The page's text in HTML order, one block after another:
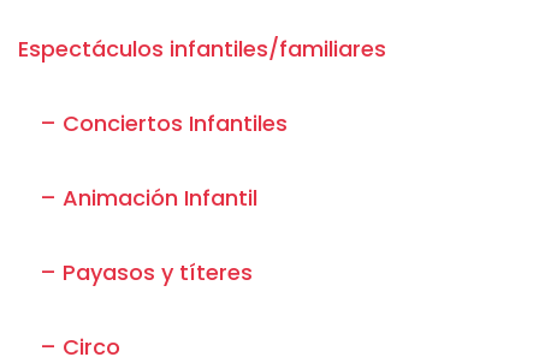
Espectáculos infantiles/familiares
– Conciertos Infantiles
– Animación Infantil
– Payasos y títeres
– Circo